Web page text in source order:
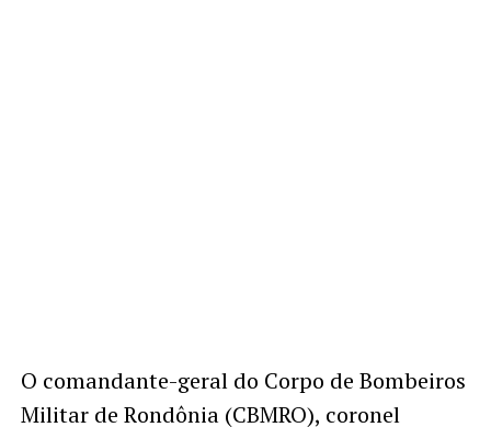
O comandante-geral do Corpo de Bombeiros
Militar de Rondônia (CBMRO), coronel